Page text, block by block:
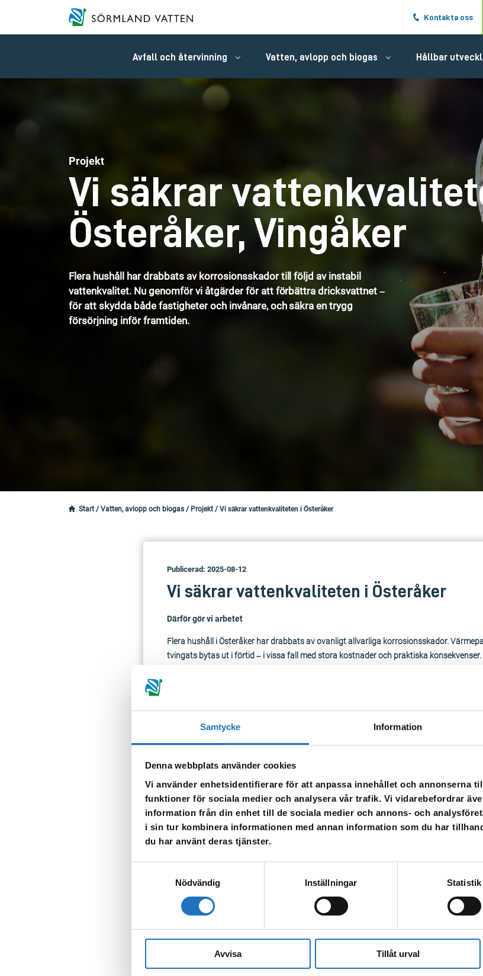
Samtycke Information
Denna webbplats använder cookies
Vi använder enhetsidentifierare för att anpassa innehållet och annonserna
funktioner för sociala medier och analysera vår trafik. Vi vidarebefordrar
information från din enhet till de sociala medier och annons- och
i sin tur kombinera informationen med annan information som du har
du har använt deras tjänster.
Nödvändig
Inställningar Statistik
Avvisa Tillåt urval
Hoppa till det
Kontakta oss
Avfall och återvinning Vatten, avlopp och biogas Hållbar
Projekt
Vi säkrar
Österåker, Vingåker
Flera hushåll har drabbats av korrosionsskador till följd av instabil
vattenkvalitet. Nu genomför vi åtgärder för att förbättra dricksvattnet –
för att skydda både fastigheter och invånare, och säkra en trygg
försörjning inför framtiden.
Start / Vatten, avlopp och biogas / Projekt / Vi säkrar vattenkvaliteten i Österåker
Publicerad: 2025-08-12
Vi säkrar vattenkvaliteten i Österåker
Därför gör vi arbetet
Flera hushåll i Österåker har drabbats av ovanligt allvarliga korrosionsskador.
tvingats bytas ut i förtid – i vissa fall med stora kostnader och praktiska konsekvenser.
även Ättersta ansluts till samma vattenverk i slutet av 2025.
Förbättring av pumpar, elskåp, styrsystem och kemikalielagring
Övergång från två till en effektiv styr-PLC
Provtagningar och övervakning av pH, hårdhet, klorid och alkalinitet
Dialog och informationsinsatser till boende och fastighetsägare
Projektet genomförs under 2024–2025
Ättersta får vatten ifrån Katrineholm (Forssjö) Vattenverk som är planerat sedan
Hur påverkas du som bor i området?
Det pågår inga grävarbeten i gatumiljö, men projektet är avgörande för att säkra
skydda dina installationer, öka livslängden på utrustning som använder vatten – och